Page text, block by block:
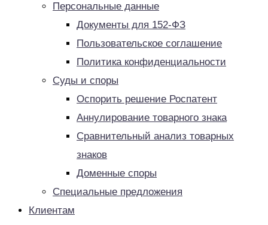
Персональные данные
Документы для 152-ФЗ
Пользовательское соглашение
Политика конфиденциальности
Суды и споры
Оспорить решение Роспатент
Аннулирование товарного знака
Сравнительный анализ товарных
знаков
Доменные споры
Специальные предложения
Клиентам